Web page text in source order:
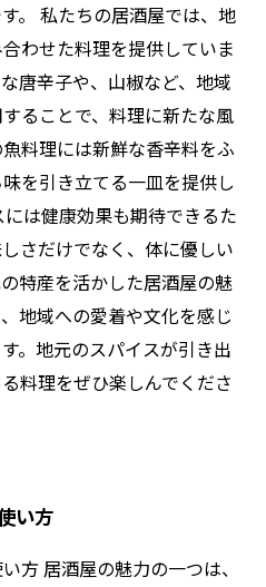
。 私たちの居酒屋では、地
わせた料理を提供していま
唐辛子や、山椒など、地域
ることで、料理に新たな風
料理には新鮮な香辛料をふ
を引き立てる一皿を提供し
は健康効果も期待できるた
さだけでなく、体に優しい
特産を活かした居酒屋の魅
地域への愛着や文化を感じ
。地元のスパイスが引き出
料理をぜひ楽しんでくださ
い方
方 居酒屋の魅力の一つは、